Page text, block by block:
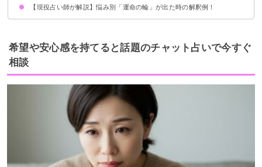
恋愛｜正位置が出た時
恋愛｜逆位置が出た時
相手の気持ち｜正位置が出た時
相手の気持ち｜逆位置が出た時
復縁｜正位置が出た時
復縁｜逆位置が出た時
片思いの未来｜正位置が出た時
片思いの未来｜逆位置が出た時
仕事｜正位置が出た時
仕事｜逆位置が出た時
人間関係｜正位置が出た時
人間関係｜逆位置が出た時
金運｜正位置が出た時
金運｜逆位置が出た時
【現役占い師が解説】悩み別「運命の輪」が出た時の解釈例！
金運アップについて
恋人との未来について
人間関係について
希望や安心感を持てると話題のチャット占いで今すぐ
相談